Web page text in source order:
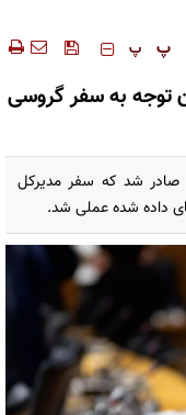
‍‍‍ پ پ
توجه به سفر گروسی
صادر شد که سفر مدیرکل
داده شده عملی شد.